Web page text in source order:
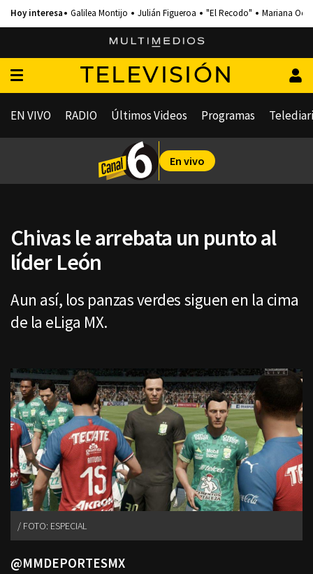
Galilea Montijo Julián Figueroa "El Recodo" Mariana
TELEVISIÓN
EN VIVO RADIO Últimos Videos Programas
En vivo
Chivas le arrebata un punto al
líder León
Aun así, los panzas verdes siguen en la cima
de la eLiga MX.
FOTO: ESPECIAL
@MMDEPORTESMX